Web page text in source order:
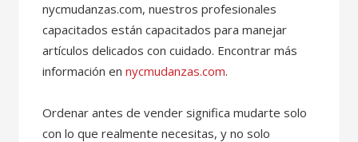
nycmudanzas.com, nuestros profesionales
capacitados están capacitados para manejar
artículos delicados con cuidado. Encontrar más
información ennycmudanzas.com.
Ordenar antes de vender significa mudarte solo
con lo que realmente necesitas, y no solo